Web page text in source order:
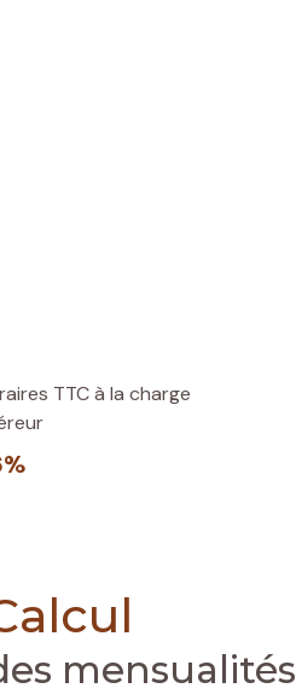
TTC à la charge
Calcul
mensualités